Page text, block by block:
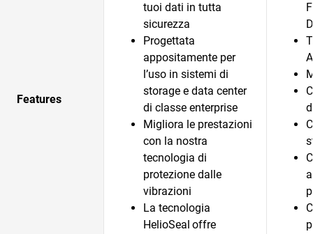
Features
tuoi dati in tutta
sicurezza
Progettata
appositamente per
l’uso in sistemi di
storage e data center
di classe enterprise
Migliora le prestazioni
con la nostra
tecnologia di
protezione dalle
vibrazioni
La tecnologia
HelioSeal offre